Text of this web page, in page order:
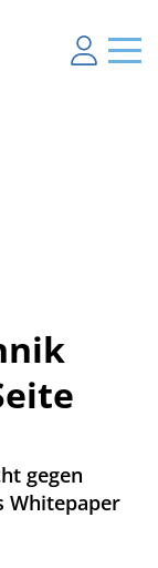
gegen
Whitepaper